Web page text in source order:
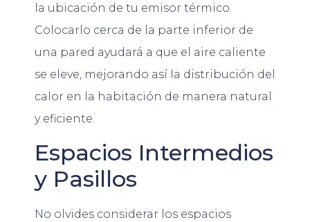
la ubicación de tu emisor térmico.
Colocarlo cerca de la parte inferior de
una pared ayudará a que el aire caliente
se eleve, mejorando así la distribución del
calor en la habitación de manera natural
y eficiente.
Espacios Intermedios
y Pasillos
No olvides considerar los espacios